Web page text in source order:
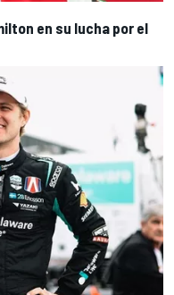
en su lucha por el